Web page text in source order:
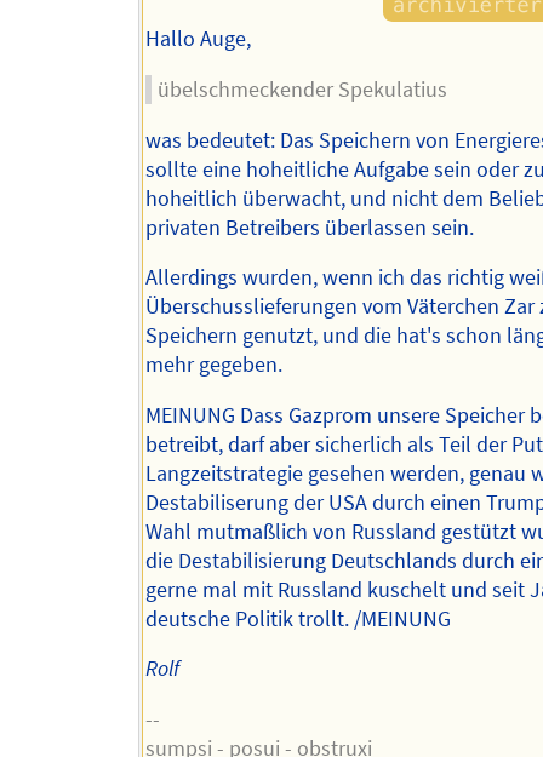
Hallo Auge,
übelschmeckender Spekulatius
was bedeutet: Das Speichern von
sollte eine hoheitliche Aufgabe sein oder
hoheitlich überwacht, und nicht dem
privaten Betreibers überlassen sein.
Allerdings wurden, wenn ich das richtig
Überschusslieferungen vom Väterchen Zar
Speichern genutzt, und die hat's schon
mehr gegeben.
MEINUNG Dass Gazprom unsere Speicher
betreibt, darf aber sicherlich als Teil der
Langzeitstrategie gesehen werden, genau
Destabiliserung der USA durch einen
Wahl mutmaßlich von Russland gestützt
die Destabilisierung Deutschlands durch
gerne mal mit Russland kuschelt und seit
deutsche Politik trollt. /MEINUNG
Rolf
--
sumpsi - posui - obstruxi